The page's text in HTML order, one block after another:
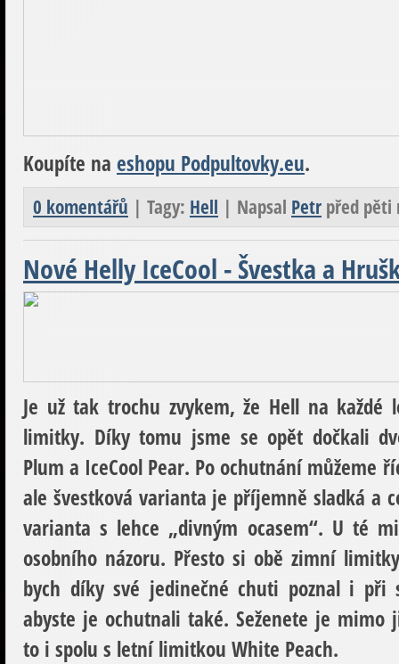
Koupíte na eshopu Podpultovky.eu.
0 komentářů | Tagy: Hell | Napsal Petr před pěti
Nové Helly IceCool - Švestka a
Je už tak trochu zvykem, že Hell na každé
limitky. Díky tomu jsme se opět dočkali
Plum a IceCool Pear. Po ochutnání můžeme
ale švestková varianta je příjemně sladká a
varianta s lehce „divným ocasem“. U té
osobního názoru. Přesto si obě zimní
bych díky své jedinečné chuti poznal i při
abyste je ochutnali také. Seženete je
to i spolu s letní limitkou White Peach.